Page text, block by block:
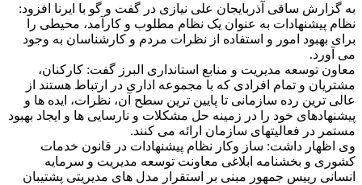
به گزارش ساقی آذربایجان علی نیازی در گفت و گو با ایرنا افزود:
نظام پیشنهادات به عنوان یک نظام مطلوب و کارآمد، محیطی را
برای بهبود امور و استفاده از نظرات مردم و کارشناسان به وجود
می آورد.
معاون توسعه مدیریت و منابع استانداری البرز گفت: کارکنان،
مشتریان و تمام افرادی که با مجموعه اداری در ارتباط هستند از
عالی ترین رده سازمانی تا پایین ترین سطح آن، نظرات، ایده ها و
پیشنهادهای خود را در زمینه حل مشکلات و نارسایی ها و ایجاد بهبود
مستمر در فعالیتهای سازمان ارائه می کنند.
وی اظهار داشت: ساز وکار نظام پیشنهادات در قانون خدمات
کشوری و بخشنامه ابلاغی معاونت توسعه مدیریت و سرمایه
انسانی رییس جمهور مبنی بر استقرار مدل های مدیریتی پشتیبان